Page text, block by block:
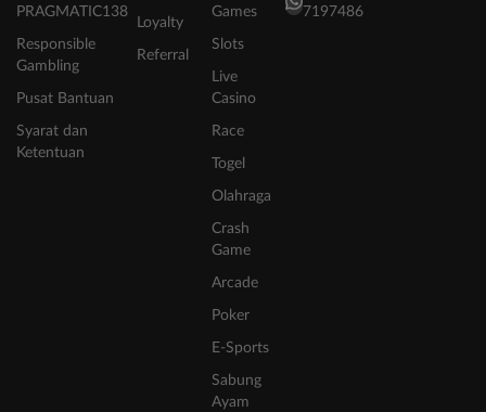
PRAGMATIC138
Responsible
Gambling
Pusat Bantuan
Syarat dan
Ketentuan
Loyalty
Referral
Games
Slots
Live
Casino
Race
Togel
Olahraga
Crash
Game
Arcade
Poker
E-Sports
Sabung
Ayam
7197486